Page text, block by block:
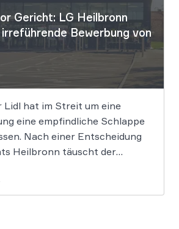
Gericht: LG Heilbronn
Bewerbung von
Lidl hat im Streit um eine
eine empfindliche Schlappe
Nach einer Entscheidung
Heilbronn täuscht der
mit massiven Rabatten
in Wahrheit aber nie zuvor